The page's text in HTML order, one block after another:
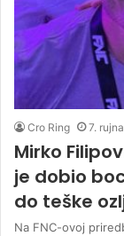
Cro Ring 7.
Mirko
je dobio
do teške
Na FNC-ovoj